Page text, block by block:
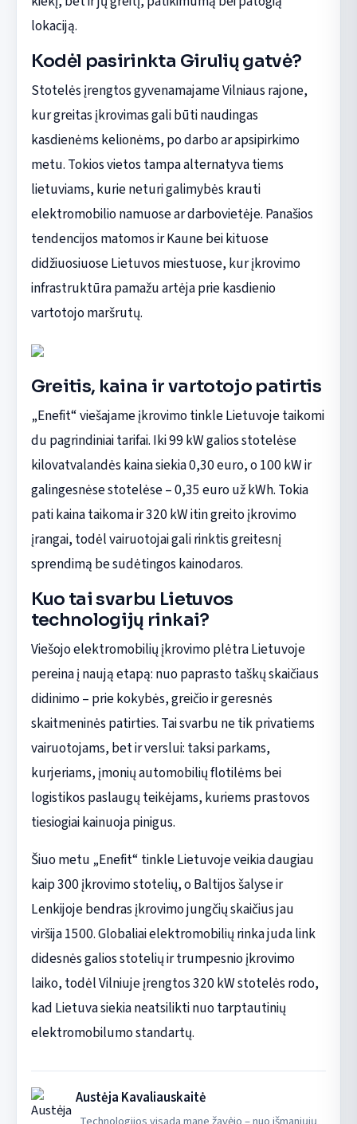
lokaciją.
Kodėl pasirinkta Girulių gatvė?
Stotelės įrengtos gyvenamajame Vilniaus rajone,
kur greitas įkrovimas gali būti naudingas
kasdienėms kelionėms, po darbo ar apsipirkimo
metu. Tokios vietos tampa alternatyva tiems
lietuviams, kurie neturi galimybės krauti
elektromobilio namuose ar darbovietėje. Panašios
tendencijos matomos ir Kaune bei kituose
didžiuosiuose Lietuvos miestuose, kur įkrovimo
infrastruktūra pamažu artėja prie kasdienio
vartotojo maršrutų.
Greitis, kaina ir vartotojo patirtis
„Enefit“ viešajame įkrovimo tinkle Lietuvoje taikomi
du pagrindiniai tarifai. Iki 99 kW galios stotelėse
kilovatvalandės kaina siekia 0,30 euro, o 100 kW ir
galingesnėse stotelėse – 0,35 euro už kWh. Tokia
pati kaina taikoma ir 320 kW itin greito įkrovimo
įrangai, todėl vairuotojai gali rinktis greitesnį
sprendimą be sudėtingos kainodaros.
Kuo tai svarbu Lietuvos
technologijų rinkai?
Viešojo elektromobilių įkrovimo plėtra Lietuvoje
pereina į naują etapą: nuo paprasto taškų skaičiaus
didinimo – prie kokybės, greičio ir geresnės
skaitmeninės patirties. Tai svarbu ne tik privatiems
vairuotojams, bet ir verslui: taksi parkams,
kurjeriams, įmonių automobilių flotilėms bei
logistikos paslaugų teikėjams, kuriems prastovos
tiesiogiai kainuoja pinigus.
Šiuo metu „Enefit“ tinkle Lietuvoje veikia daugiau
kaip 300 įkrovimo stotelių, o Baltijos šalyse ir
Lenkijoje bendras įkrovimo jungčių skaičius jau
viršija 1500. Globaliai elektromobilių rinka juda link
didesnės galios stotelių ir trumpesnio įkrovimo
laiko, todėl Vilniuje įrengtos 320 kW stotelės rodo,
kad Lietuva siekia neatsilikti nuo tarptautinių
elektromobilumo standartų.
Austėja Kavaliauskaitė